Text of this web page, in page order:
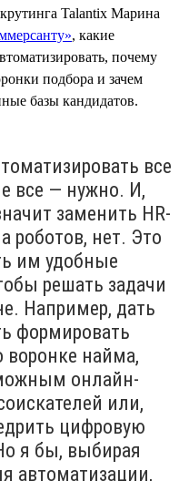
Talantix Марина
, какие
почему
подбора и зачем
базы кандидатов.
все
все — нужно. И,
заменить HR-
роботов, нет. Это
им удобные
решать задачи
Например, дать
формировать
воронке найма,
онлайн-
или,
цифровую
я бы, выбирая
автоматизации,